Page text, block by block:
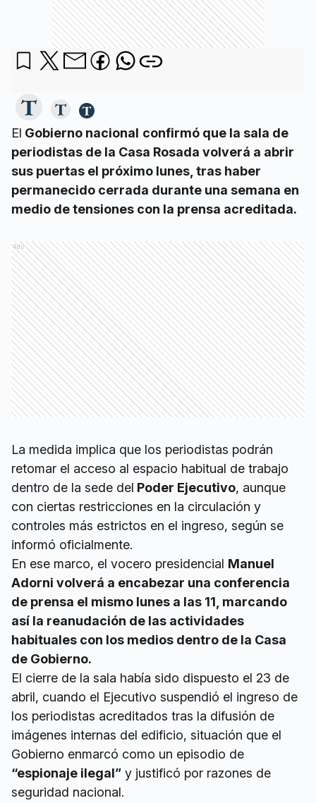
El Gobierno nacional confirmó que la sala de
periodistas de la Casa Rosada volverá a abrir
sus puertas el próximo lunes, tras haber
permanecido cerrada durante una semana en
medio de tensiones con la prensa acreditada.
Ads
La medida implica que los periodistas podrán
retomar el acceso al espacio habitual de trabajo
dentro de la sede del Poder Ejecutivo, aunque
con ciertas restricciones en la circulación y
controles más estrictos en el ingreso, según se
informó oficialmente.
En ese marco, el vocero presidencial Manuel
Adorni volverá a encabezar una conferencia
de prensa el mismo lunes a las 11, marcando
así la reanudación de las actividades
habituales con los medios dentro de la Casa
de Gobierno.
El cierre de la sala había sido dispuesto el 23 de
abril, cuando el Ejecutivo suspendió el ingreso de
los periodistas acreditados tras la difusión de
imágenes internas del edificio, situación que el
Gobierno enmarcó como un episodio de
“espionaje ilegal” y justificó por razones de
seguridad nacional.